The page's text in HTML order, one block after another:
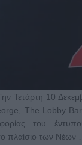
Τετάρτη 10
The Lobby
του
πλαίσιο των Νέων